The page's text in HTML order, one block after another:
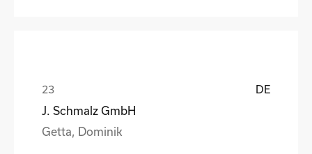
DE
J. Schmalz GmbH
Getta, Dominik